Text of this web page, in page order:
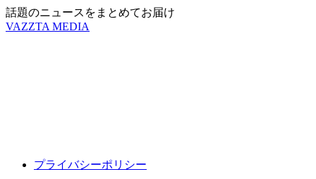
話題のニュースをまとめてお届け
VAZZTA MEDIA
プライバシーポリシー